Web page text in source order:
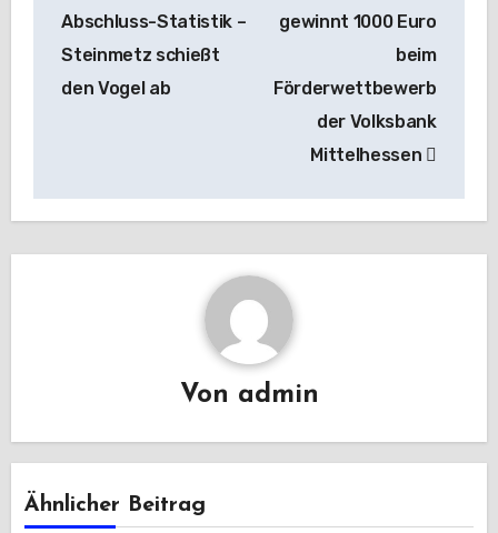
Abschluss-Statistik –
Steinmetz schießt
den Vogel ab
gewinnt 1000 Euro
beim
Förderwettbewerb
der Volksbank
Mittelhessen
Von admin
Ähnlicher Beitrag